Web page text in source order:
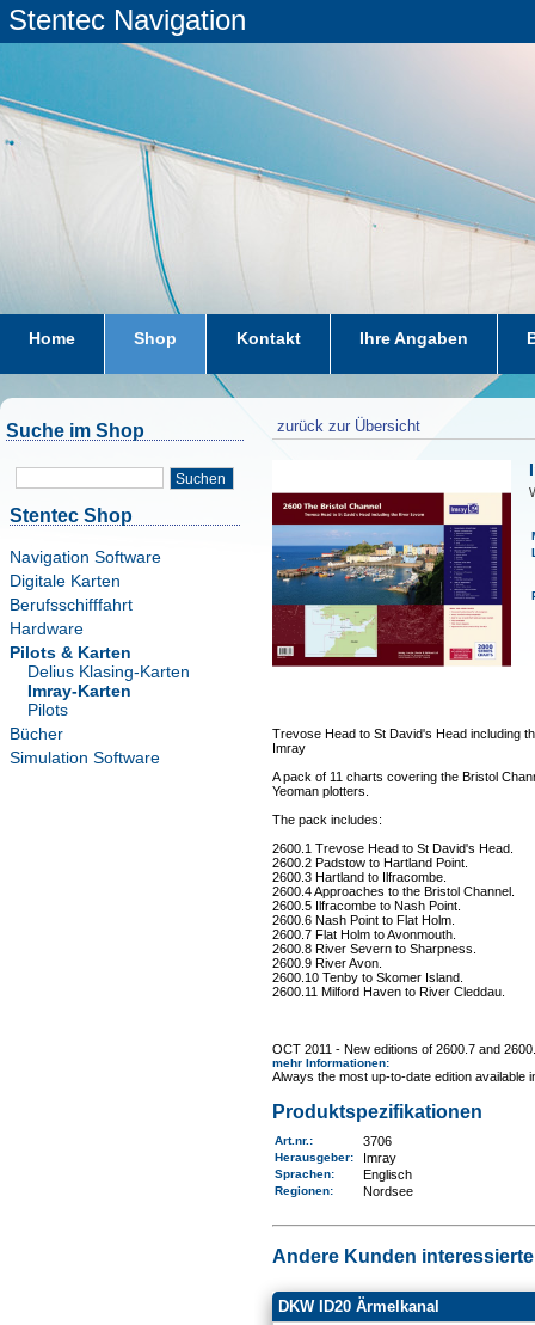
Stentec Navigation
Home Shop Kontakt Ihre Angaben
Suche im Shop
Suchen
Stentec Shop
Navigation Software
Digitale Karten
Berufsschifffahrt
Hardware
Pilots & Karten
Delius Klasing-Karten
Imray-Karten
Pilots
Bücher
Simulation Software
zurück zur Übersicht
Trevose Head to St David's Head including
Imray
A pack of 11 charts covering the Bristol
Yeoman plotters.
The pack includes:
2600.1 Trevose Head to St David's Head.
2600.2 Padstow to Hartland Point.
2600.3 Hartland to Ilfracombe.
2600.4 Approaches to the Bristol Channel.
2600.5 Ilfracombe to Nash Point.
2600.6 Nash Point to Flat Holm.
2600.7 Flat Holm to Avonmouth.
2600.8 River Severn to Sharpness.
2600.9 River Avon.
2600.10 Tenby to Skomer Island.
2600.11 Milford Haven to River Cleddau.
OCT 2011 - New editions of 2600.7 and
mehr Informationen:
Always the most up-to-date edition
Produktspezifikationen
Art.nr. : 3706
Herausgeber: Imray
Sprachen: Englisch
Regionen: Nordsee
Andere Kunden
DKW ID20 Ärmelkanal